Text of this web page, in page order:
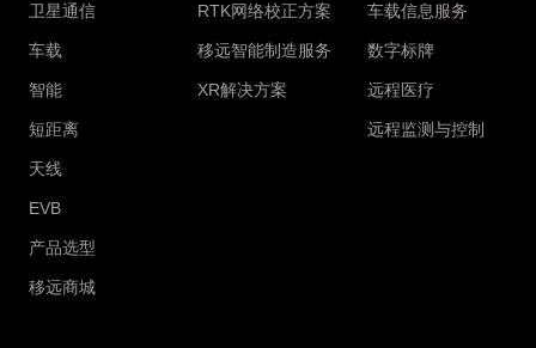
卫星通信
车载
智能
短距离
天线
EVB
产品选型
移远商城
RTK网络校正方案
移远智能制造服务
XR解决方案
车载信息服务
数字标牌
远程医疗
远程监测与控制